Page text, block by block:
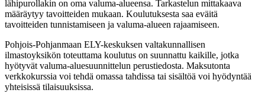
lähipurollakin on oma valuma-alueensa. Tarkastelun mittakaava
määräytyy tavoitteiden mukaan. Koulutuksesta saa eväitä
tavoitteiden tunnistamiseen ja valuma-alueen rajaamiseen.
Pohjois-Pohjanmaan ELY-keskuksen valtakunnallisen
ilmastoyksikön toteuttama koulutus on suunnattu kaikille, jotka
hyötyvät valuma-aluesuunnittelun perustiedosta. Maksutonta
verkkokurssia voi tehdä omassa tahdissa tai sisältöä voi hyödyntää
yhteisissä tilaisuuksissa.